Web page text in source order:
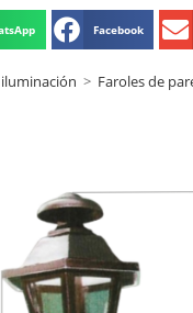
Facebook
> Faroles de